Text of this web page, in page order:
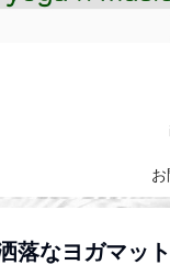
落なヨガマッ